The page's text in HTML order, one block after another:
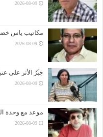
2026-08-09
مكاتيب ياس
2026-08-09
جَبْرُ الأثر على
2026-08-09
موعد مع وحدة
2026-08-09